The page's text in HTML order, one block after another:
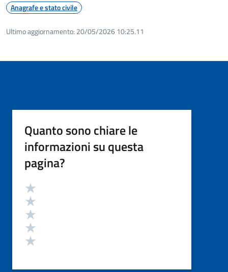
Anagrafe e stato civile
Ultimo aggiornamento: 20/05/2026 10:25.11
Quanto sono chiare le
informazioni su questa
pagina?
Valutazione